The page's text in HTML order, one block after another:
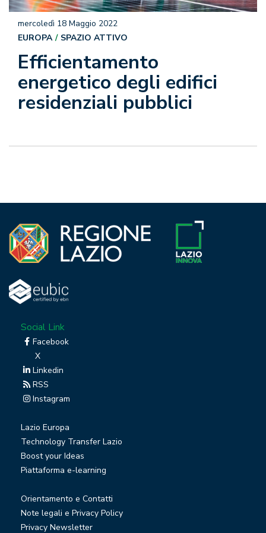
Efficientamento
energetico degli edifici
residenziali pubblici
mercoledì 18 Maggio 2022
EUROPA
SPAZIO ATTIVO
Social Link
Facebook
X
Linkedin
RSS
Instagram
Lazio Europa
Technology Transfer Lazio
Boost your Ideas
Piattaforma e-learning
Orientamento e Contatti
Note legali e Privacy Policy
Privacy Newsletter